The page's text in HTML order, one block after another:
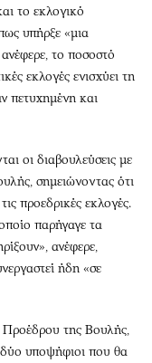
το εκλογικό
υπήρξε «μια
το ποσοστό
εκλογές ενισχύει τη
πετυχημένη και
οι διαβουλεύσεις με
σημειώνοντας ότι
προεδρικές εκλογές.
παρήγαγε τα
ανέφερε,
ήδη «σε
Προέδρου της Βουλής,
δύο υποψήφιοι που θα